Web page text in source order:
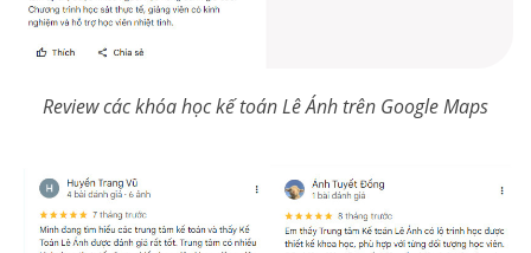
Review các khóa học kế toán Lê Ánh trên Google Maps